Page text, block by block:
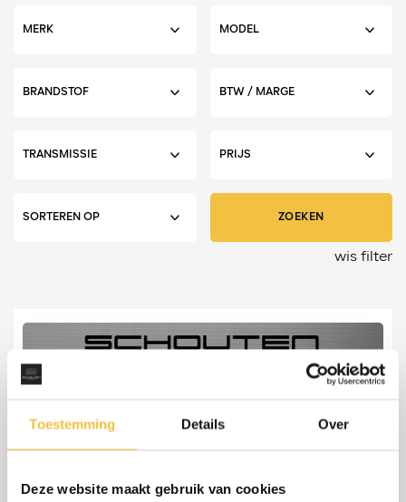
Toestemming Details Over
Deze website maakt gebruik van cookies
ZOEKEN
wis filter